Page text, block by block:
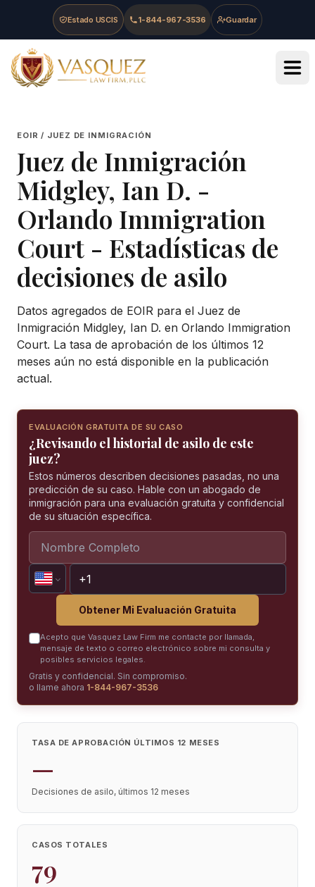
Skip to main content
Skip to navigation
Skip to footer
Estado USCIS 1-844-967-3536 Guardar
Vasquez Law Firm - Home
EOIR / JUEZ DE INMIGRACIÓN
Juez de Inmigración
Midgley, Ian D. -
Orlando Immigration
Court - Estadísticas de
decisiones de asilo
Datos agregados de EOIR para el Juez de
Inmigración Midgley, Ian D. en Orlando Immigration
Court. La tasa de aprobación de los últimos 12
meses aún no está disponible en la publicación
actual.
EVALUACIÓN GRATUITA DE SU CASO
¿Revisando el historial de asilo de este
juez?
Estos números describen decisiones pasadas, no una
predicción de su caso. Hable con un abogado de
inmigración para una evaluación gratuita y confidencial
de su situación específica.
Obtener Mi Evaluación Gratuita
Acepto que Vasquez Law Firm me contacte por llamada,
mensaje de texto o correo electrónico sobre mi consulta y
posibles servicios legales.
Gratis y confidencial. Sin compromiso.
o llame ahora 1-844-967-3536
TASA DE APROBACIÓN ÚLTIMOS 12 MESES
—
Decisiones de asilo, últimos 12 meses
CASOS TOTALES
79